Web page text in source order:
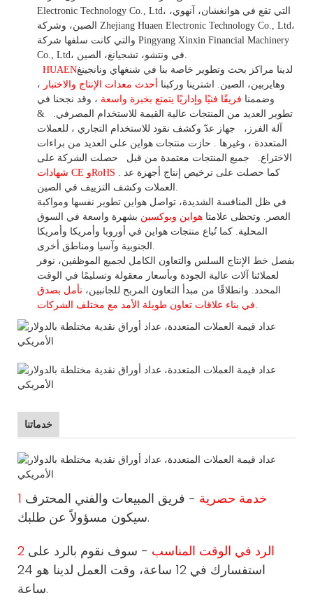
Electronic Technology Co., Ltd، التي تقع في هوانغشان، آنهوي،
الصين، وشركة Zhejiang Huaen Electronic Technology Co., Ltd،
والتي كانت سلفها شركة Pingyang Xinxin Financial Machinery
HUAENلدينا مراكز بحث وتطوير خاصة بنا في شنغهاي ونانجينغ
وهايربين، الصين. اشترينا وركبنا أحدث معدات الإنتاج والاختبار ،
وضممنا فريقًا فنيًا وإداريًا يتمتع بخبرة واسعة ، وقد نجحنا في
تطوير
العديد من المنتجات عالية القيمة للاستخدام المصرفي.
&
آلة الفرز،
جهاز عدّ وكشف نقود للاستخدام التجاري ، للعملات
المتعددة ، وغيرها
. حازت منتجات هواين على العديد من براءات
الاختراع.
جميع المنتجات معتمدة من قبل
حصلت الشركة على
شهادات CE وRoHS
في ظل المنافسة الشديدة، تواصل هواين تطوير نفسها ومواكبة
العصر. وتحظى علامتا هواين وبوكسين بشهرة واسعة في السوق
المحلية. كما تُباع منتجات هواين في أوروبا وأمريكا وأمريكا
بفضل خط الإنتاج السلس والتعاون الكامل لجميع الموظفين، نوفر
لعملائنا آلات عالية الجودة وبأسعار معقولة وتسليمًا في الوقت
المحدد. وانطلاقًا من مبدأ التعاون المربح للجانبين، نأمل بصدق
في بناء علاقات تعاون طويلة
خدماتنا
1 خدمة حصرية - فريق المبيعات والفني المحترف
سيكون مسؤولاً عن طلبك.
2 الرد في الوقت المناسب - سوف نقوم بالرد على
استفسارك في 12 ساعة، وقت العمل لدينا هو 24
ساعة.